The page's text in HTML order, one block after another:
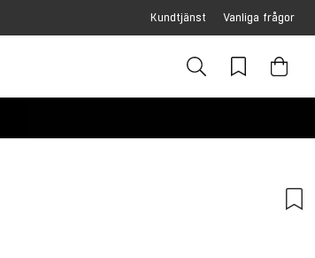
Kundtjänst Vanliga frågor